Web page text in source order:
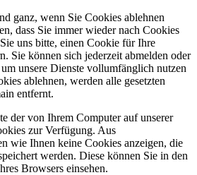
ganz, wenn Sie Cookies ablehnen
dass Sie immer wieder nach Cookies
uns bitte, einen Cookie für Ihre
Sie können sich jederzeit abmelden oder
unsere Dienste vollumfänglich nutzen
ablehnen, werden alle gesetzten
entfernt.
der von Ihrem Computer auf unserer
zur Verfügung. Aus
wie Ihnen keine Cookies anzeigen, die
werden. Diese können Sie in den
Browsers einsehen.